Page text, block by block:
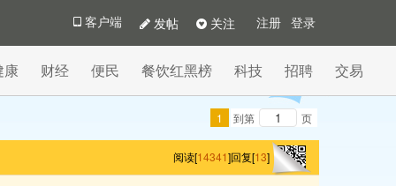
注册 登录
关注
发帖
客户端
康 财经 便民 餐饮红黑榜 科技 招聘 交易
1 到第 页
阅读[14341]回复[13]